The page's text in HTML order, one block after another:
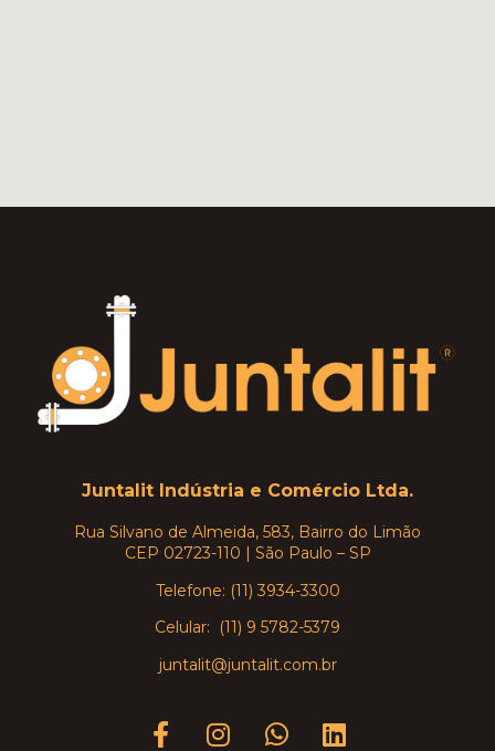
Juntalit Indústria e Comércio Ltda.
Rua Silvano de Almeida, 583, Bairro do Limão
CEP 02723-110 | São Paulo – SP
Telefone: (11) 3934-3300
Celular: (11) 9 5782-5379
juntalit@juntalit.com.br